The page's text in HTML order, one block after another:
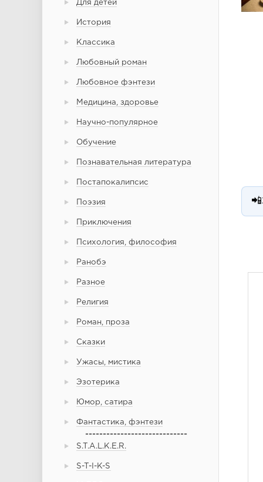
Для детей
История
Классика
Любовный роман
Любовное фэнтези
Медицина, здоровье
Научно-популярное
Обучение
Познавательная литература
Постапокалипсис
Поэзия
Приключения
Психология, философия
Ранобэ
Разное
Религия
Роман, проза
Сказки
Ужасы, мистика
Эзотерика
Юмор, сатира
Фантастика, фэнтези
-----------------------------
S.T.A.L.K.E.R.
S-T-I-K-S
📲